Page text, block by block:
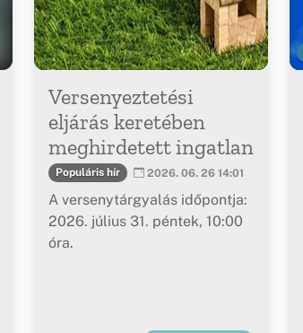
Versenyeztetési
eljárás keretében
meghirdetett ingatlan
Populáris hír 2026. 06. 26 14:01
A versenytárgyalás időpontja:
2026. július 31. péntek, 10:00
óra.